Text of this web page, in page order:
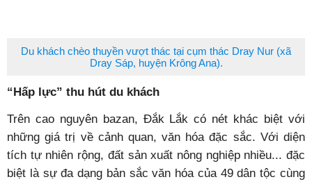
Du khách chèo thuyền vượt thác tại cụm thác Dray Nur (xã
Dray Sáp, huyện Krông Ana).
“Hấp lực” thu hút du khách
Trên cao nguyên bazan, Đắk Lắk có nét khác biệt với
những giá trị về cảnh quan, văn hóa đặc sắc. Với diện
tích tự nhiên rộng, đất sản xuất nông nghiệp nhiều... đặc
biệt là sự đa dạng bản sắc văn hóa của 49 dân tộc cùng